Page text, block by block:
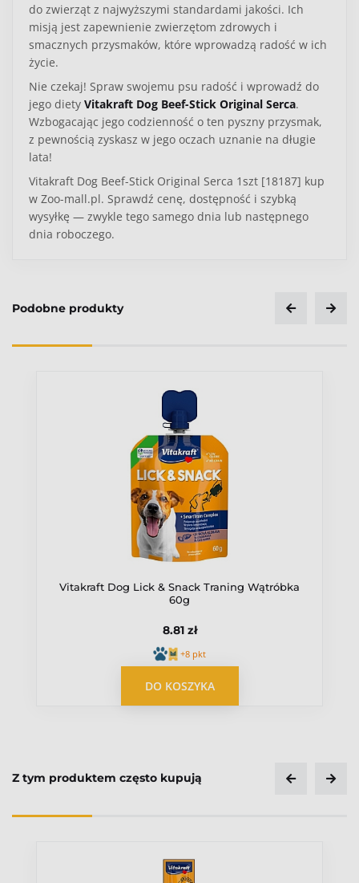
do zwierząt z najwyższymi standardami jakości. Ich
misją jest zapewnienie zwierzętom zdrowych i
smacznych przysmaków, które wprowadzą radość w ich
życie.
Nie czekaj! Spraw swojemu psu radość i wprowadź do
jego diety Vitakraft Dog Beef-Stick Original Serca.
Wzbogacając jego codzienność o ten pyszny przysmak,
z pewnością zyskasz w jego oczach uznanie na długie
lata!
Vitakraft Dog Beef-Stick Original Serca 1szt [18187] kup
w Zoo-mall.pl. Sprawdź cenę, dostępność i szybką
wysyłkę — zwykle tego samego dnia lub następnego
dnia roboczego.
Typ produktu
Duży
OPUBLIKUJ OPINIĘ
Podobne produkty
Vitakraft Dog Lick & Snack Traning Wątróbka
60g
8.81 zł
+8 pkt
DO KOSZYKA
Z tym produktem często kupują